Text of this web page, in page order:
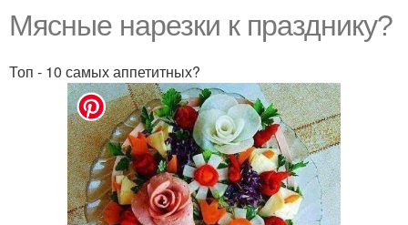
Мясные нарезки к празднику?
Топ - 10 самых аппетитных?